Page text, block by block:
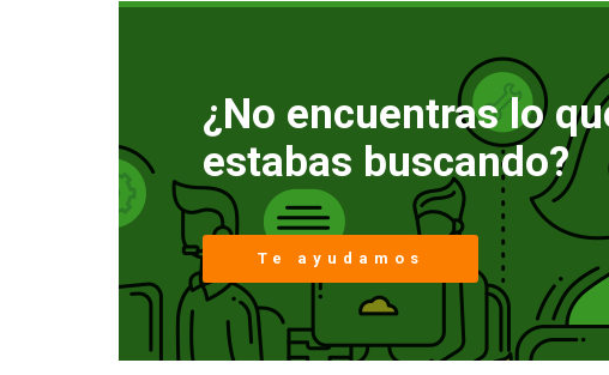
¿No encuentras lo
estabas buscando?
Te ayudamos